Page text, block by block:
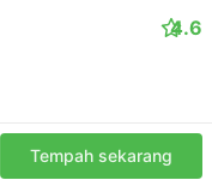
4.6
Tempah sekarang